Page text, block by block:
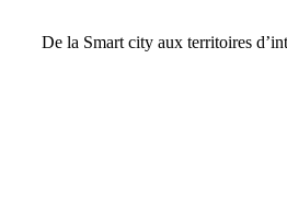
De la Smart city aux territoires